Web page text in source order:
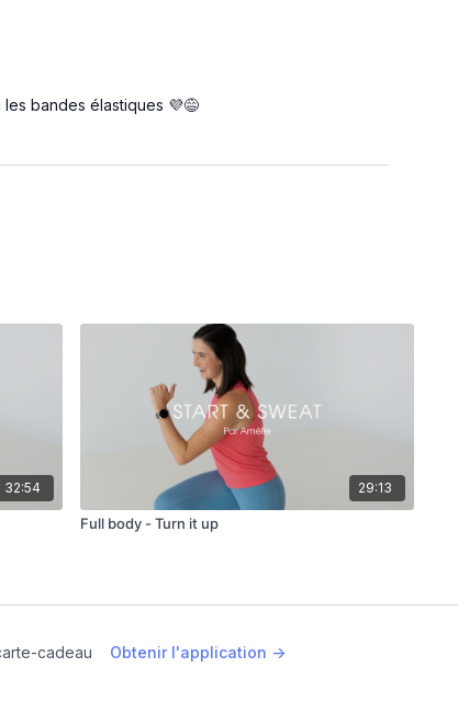
bandes élastiques 💜😅
32:54 29:13
Full body - Turn it up
cadeau Obtenir l'application ->